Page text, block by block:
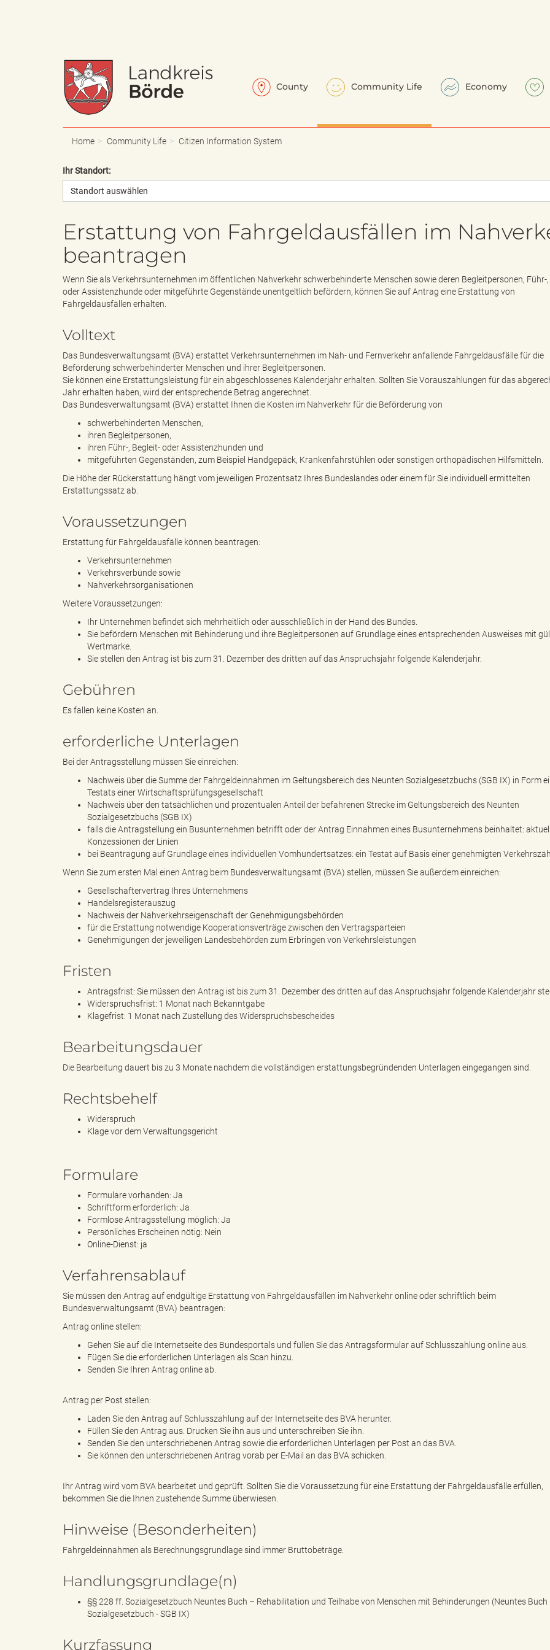
a
p
p
e
n
d
e
e
r
n
n
k
r
d
"
.
T
County Community Life Economy
Home Community Life Citizen Information System
Ihr Standort:
Standort auswählen
Erstattung von Fahrgeldausfällen im
beantragen
Wenn Sie als Verkehrsunternehmen im öffentlichen Nahverkehr schwerbehinderte Menschen sowie deren Begleitpersonen, Führ-
oder Assistenzhunde oder mitgeführte Gegenstände unentgeltlich befördern, können Sie auf Antrag eine Erstattung von
Fahrgeldausfällen erhalten.
Volltext
Das Bundesverwaltungsamt (BVA) erstattet Verkehrsunternehmen im Nah- und Fernverkehr anfallende Fahrgeldausfälle für die
Beförderung schwerbehinderter Menschen und ihrer Begleitpersonen.
Sie können eine Erstattungsleistung für ein abgeschlossenes Kalenderjahr erhalten. Sollten Sie Vorauszahlungen für das
Jahr erhalten haben, wird der entsprechende Betrag angerechnet.
Das Bundesverwaltungsamt (BVA) erstattet Ihnen die Kosten im Nahverkehr für die Beförderung von
schwerbehinderten Menschen,
ihren Begleitpersonen,
ihren Führ-, Begleit- oder Assistenzhunden und
mitgeführten Gegenständen, zum Beispiel Handgepäck, Krankenfahrstühlen oder sonstigen orthopädischen Hilfsmitteln.
Die Höhe der Rückerstattung hängt vom jeweiligen Prozentsatz Ihres Bundeslandes oder einem für Sie individuell ermittelten
Erstattungssatz ab.
Voraussetzungen
Erstattung für Fahrgeldausfälle können beantragen:
Verkehrsunternehmen
Verkehrsverbünde sowie
Nahverkehrsorganisationen
Weitere Voraussetzungen:
Ihr Unternehmen befindet sich mehrheitlich oder ausschließlich in der Hand des Bundes.
Sie befördern Menschen mit Behinderung und ihre Begleitpersonen auf Grundlage eines entsprechenden Ausweises mit
Wertmarke.
Sie stellen den Antrag ist bis zum 31. Dezember des dritten auf das Anspruchsjahr folgende Kalenderjahr.
Gebühren
Es fallen keine Kosten an.
erforderliche Unterlagen
Bei der Antragsstellung müssen Sie einreichen:
Nachweis über die Summe der Fahrgeldeinnahmen im Geltungsbereich des Neunten Sozialgesetzbuchs (SGB IX) in Form
Testats einer Wirtschaftsprüfungsgesellschaft
Nachweis über den tatsächlichen und prozentualen Anteil der befahrenen Strecke im Geltungsbereich des Neunten
Sozialgesetzbuchs (SGB IX)
falls die Antragstellung ein Busunternehmen betrifft oder der Antrag Einnahmen eines Busunternehmens beinhaltet:
Konzessionen der Linien
bei Beantragung auf Grundlage eines individuellen Vomhundertsatzes: ein Testat auf Basis einer genehmigten
Wenn Sie zum ersten Mal einen Antrag beim Bundesverwaltungsamt (BVA) stellen, müssen Sie außerdem einreichen:
Gesellschaftervertrag Ihres Unternehmens
Handelsregisterauszug
Nachweis der Nahverkehrseigenschaft der Genehmigungsbehörden
für die Erstattung notwendige Kooperationsverträge zwischen den Vertragsparteien
Genehmigungen der jeweiligen Landesbehörden zum Erbringen von Verkehrsleistungen
Fristen
Antragsfrist: Sie müssen den Antrag ist bis zum 31. Dezember des dritten auf das Anspruchsjahr folgende Kalenderjahr
Widerspruchsfrist: 1 Monat nach Bekanntgabe
Klagefrist: 1 Monat nach Zustellung des Widerspruchsbescheides
Bearbeitungsdauer
Die Bearbeitung dauert bis zu 3 Monate nachdem die vollständigen erstattungsbegründenden Unterlagen eingegangen sind.
Rechtsbehelf
Widerspruch
Klage vor dem Verwaltungsgericht
Formulare
Formulare vorhanden: Ja
Schriftform erforderlich: Ja
Formlose Antragsstellung möglich: Ja
Persönliches Erscheinen nötig: Nein
Online-Dienst: ja
Verfahrensablauf
Sie müssen den Antrag auf endgültige Erstattung von Fahrgeldausfällen im Nahverkehr online oder schriftlich beim
Bundesverwaltungsamt (BVA) beantragen:
Antrag online stellen:
Gehen Sie auf die Internetseite des Bundesportals und füllen Sie das Antragsformular auf Schlusszahlung online aus.
Fügen Sie die erforderlichen Unterlagen als Scan hinzu.
Senden Sie Ihren Antrag online ab.
Antrag per Post stellen:
Laden Sie den Antrag auf Schlusszahlung auf der Internetseite des BVA herunter.
Füllen Sie den Antrag aus. Drucken Sie ihn aus und unterschreiben Sie ihn.
Senden Sie den unterschriebenen Antrag sowie die erforderlichen Unterlagen per Post an das BVA.
Sie können den unterschriebenen Antrag vorab per E-Mail an das BVA schicken.
Ihr Antrag wird vom BVA bearbeitet und geprüft. Sollten Sie die Voraussetzung für eine Erstattung der Fahrgeldausfälle erfüllen,
bekommen Sie die Ihnen zustehende Summe überwiesen.
Hinweise (Besonderheiten)
Fahrgeldeinnahmen als Berechnungsgrundlage sind immer Bruttobeträge.
Handlungsgrundlage(n)
§§ 228 ff. Sozialgesetzbuch Neuntes Buch – Rehabilitation und Teilhabe von Menschen mit Behinderungen (Neuntes Buch
Sozialgesetzbuch - SGB IX)
Kurzfassung